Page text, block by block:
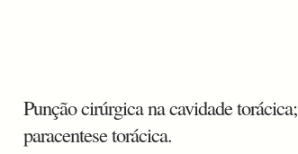
Punção cirúrgica na cavidade torácica;
paracentese torácica.